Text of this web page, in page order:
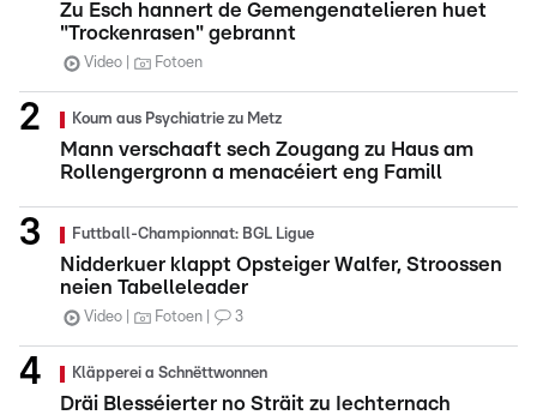
Zu Esch hannert de Gemengenatelieren huet
"Trockenrasen" gebrannt
Video Fotoen
Koum aus Psychiatrie zu Metz
Mann verschaaft sech Zougang zu Haus am
Rollengergronn a menacéiert eng Famill
Futtball-Championnat: BGL Ligue
Nidderkuer klappt Opsteiger Walfer, Stroossen
neien Tabelleleader
Video Fotoen 3
Kläpperei a Schnëttwonnen
Dräi Blesséierter no Sträit zu Iechternach